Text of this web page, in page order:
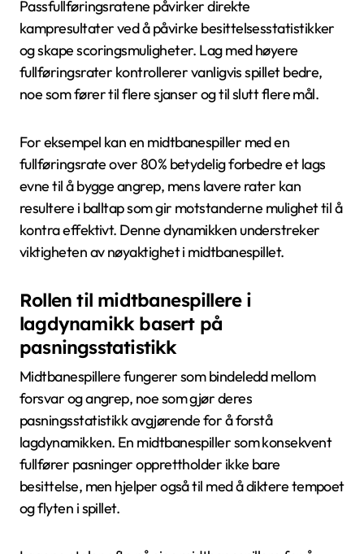
Passfullføringsratene påvirker direkte
kampresultater ved å påvirke besittelsesstatistikker
og skape scoringsmuligheter. Lag med høyere
fullføringsrater kontrollerer vanligvis spillet bedre,
noe som fører til flere sjanser og til slutt flere mål.
For eksempel kan en midtbanespiller med en
fullføringsrate over 80% betydelig forbedre et lags
evne til å bygge angrep, mens lavere rater kan
resultere i balltap som gir motstanderne mulighet til å
kontra effektivt. Denne dynamikken understreker
viktigheten av nøyaktighet i midtbanespillet.
Rollen til midtbanespillere i
lagdynamikk basert på
pasningsstatistikk
Midtbanespillere fungerer som bindeledd mellom
forsvar og angrep, noe som gjør deres
pasningsstatistikk avgjørende for å forstå
lagdynamikken. En midtbanespiller som konsekvent
fullfører pasninger opprettholder ikke bare
besittelse, men hjelper også til med å diktere tempoet
og flyten i spillet.